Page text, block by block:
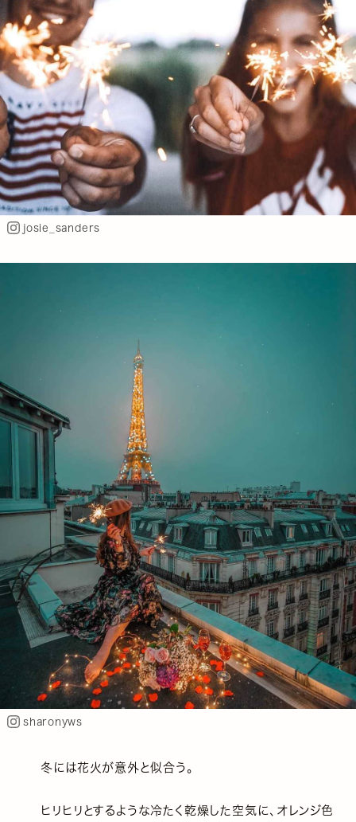
josie_sanders
sharonyws
冬には花火が意外と似合う。
ヒリヒリとするような冷たく乾燥した空気に、オレンジ色